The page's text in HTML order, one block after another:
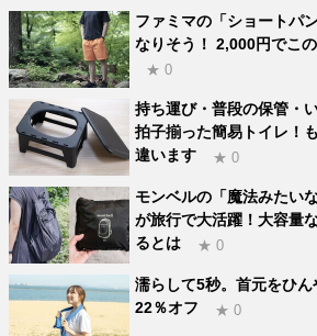
ファミマの「ショートパ
なりそう！ 2,000円でこ
★ 0
持ち運び・普段の保管・
拍子揃った簡易トイレ！
違います
★ 0
モンベルの「魔法みたい
が旅行で大活躍！大容量
るとは
★ 0
濡らして5秒。首元をひ
22％オフ
★ 0